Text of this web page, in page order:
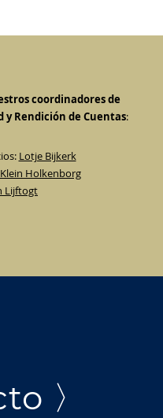
coordinadores de
y Rendición de Cuentas:
Lotje Bijkerk
Holkenborg
Lijftogt
〉